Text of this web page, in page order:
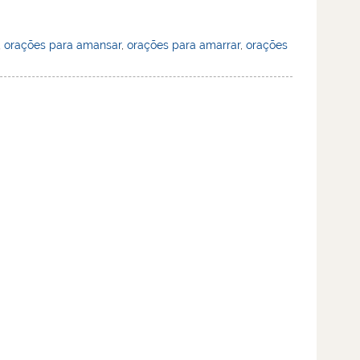
,orações para amansar,orações para amarrar,orações